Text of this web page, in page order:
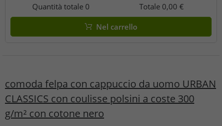
Quantità totale 0 Totale 0,00 €
Nel carrello
comoda felpa con cappuccio da uomo URBAN
CLASSICS con coulisse polsini a coste 300
g/m² con cotone nero